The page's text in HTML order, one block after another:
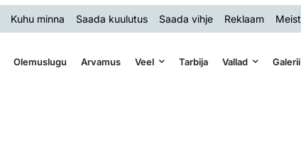
Kuhu minna Saada kuulutus Saada vihje Reklaam Meist
Olemuslugu Arvamus Veel Tarbija Vallad Galerii